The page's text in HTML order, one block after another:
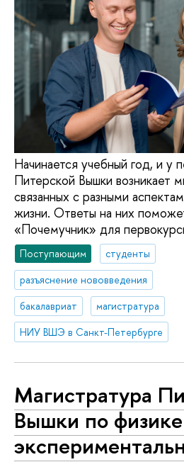
Начинается учебный год, и у
Питерской Вышки возникает
связанных с разными
жизни. Ответы на них
«Почемучник» для
Поступающим
студенты
разъяснение нововведения
бакалавриат
магистратура
НИУ ВШЭ в Санкт-Петербурге
Магистратура
Вышки по физике